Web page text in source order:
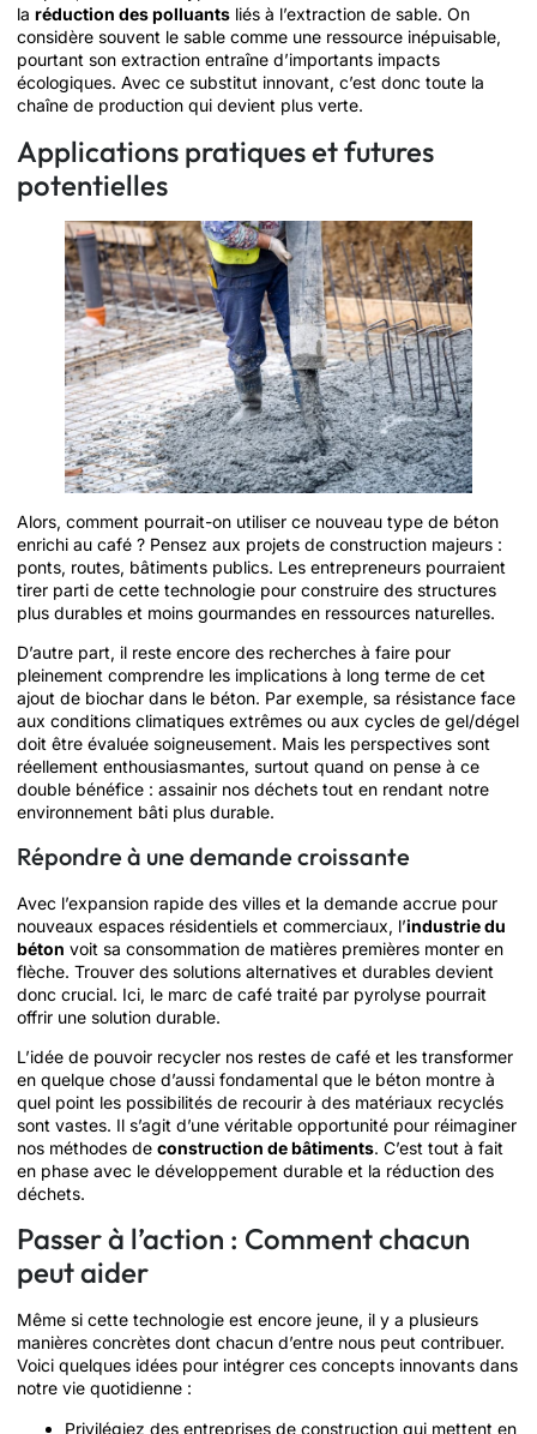
la réduction des polluants liés à l’extraction de sable. On
considère souvent le sable comme une ressource inépuisable,
pourtant son extraction entraîne d’importants impacts
écologiques. Avec ce substitut innovant, c’est donc toute la
chaîne de production qui devient plus verte.
Applications pratiques et futures
potentielles
Alors, comment pourrait-on utiliser ce nouveau type de béton
enrichi au café ? Pensez aux projets de construction majeurs :
ponts, routes, bâtiments publics. Les entrepreneurs pourraient
tirer parti de cette technologie pour construire des structures
plus durables et moins gourmandes en ressources naturelles.
D’autre part, il reste encore des recherches à faire pour
pleinement comprendre les implications à long terme de cet
ajout de biochar dans le béton. Par exemple, sa résistance face
aux conditions climatiques extrêmes ou aux cycles de gel/dégel
doit être évaluée soigneusement. Mais les perspectives sont
réellement enthousiasmantes, surtout quand on pense à ce
double bénéfice : assainir nos déchets tout en rendant notre
environnement bâti plus durable.
Répondre à une demande croissante
Avec l’expansion rapide des villes et la demande accrue pour
nouveaux espaces résidentiels et commerciaux, l’industrie du
béton voit sa consommation de matières premières monter en
flèche. Trouver des solutions alternatives et durables devient
donc crucial. Ici, le marc de café traité par pyrolyse pourrait
offrir une solution durable.
L’idée de pouvoir recycler nos restes de café et les transformer
en quelque chose d’aussi fondamental que le béton montre à
quel point les possibilités de recourir à des matériaux recyclés
sont vastes. Il s’agit d’une véritable opportunité pour réimaginer
nos méthodes de construction de bâtiments. C’est tout à fait
en phase avec le développement durable et la réduction des
déchets.
Passer à l’action : Comment chacun
peut aider
Même si cette technologie est encore jeune, il y a plusieurs
manières concrètes dont chacun d’entre nous peut contribuer.
Voici quelques idées pour intégrer ces concepts innovants dans
notre vie quotidienne :
Privilégiez des entreprises de construction qui mettent en